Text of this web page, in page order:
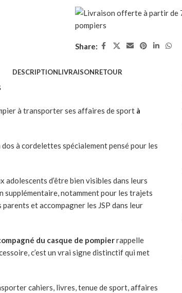
Share:
DESCRIPTIONLIVRAISONRETOUR
à transporter ses affaires de sport à
dos à cordelettes spécialement pensé pour les
adolescents d’être bien visibles dans leurs
supplémentaire, notamment pour les trajets
et accompagner les JSP dans leur
du casque de pompierrappelle
c’est un vrai signe distinctif qui met
cahiers, livres, tenue de sport, affaires